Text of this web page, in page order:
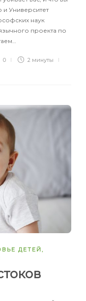
и Университет
наук
проекта по
0 2 минуты
ДЕТЕЙ ,